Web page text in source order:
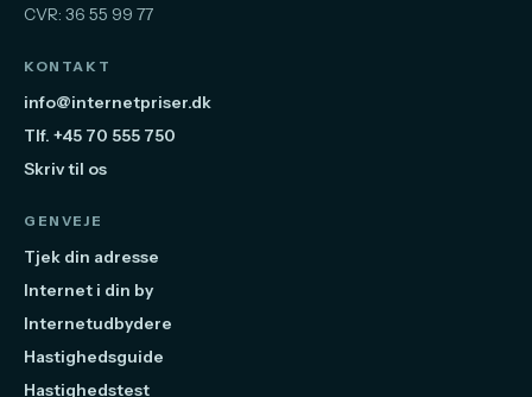
CVR: 36 55 99 77
KONTAKT
info@internetpriser.dk
Tlf. +45 70 555 750
Skriv til os
GENVEJE
Tjek din adresse
Internet i din by
Internetudbydere
Hastighedsguide
Hastighedstest